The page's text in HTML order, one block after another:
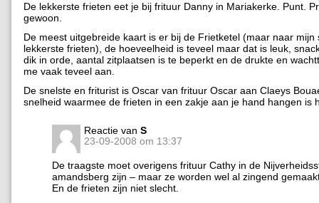
De lekkerste frieten eet je bij frituur Danny in Mariakerke. Punt.
gewoon.
De meest uitgebreide kaart is er bij de Frietketel (maar naar mijn
lekkerste frieten), de hoeveelheid is teveel maar dat is leuk,
dik in orde, aantal zitplaatsen is te beperkt en de drukte en
me vaak teveel aan.
De snelste en friturist is Oscar van frituur Oscar aan Claeys
snelheid waarmee de frieten in een zakje aan je hand hangen is
Reactie van S
23-09-2008 om 13:37
De traagste moet overigens frituur Cathy in de
amandsberg zijn – maar ze worden wel al zingend
En de frieten zijn niet slecht.